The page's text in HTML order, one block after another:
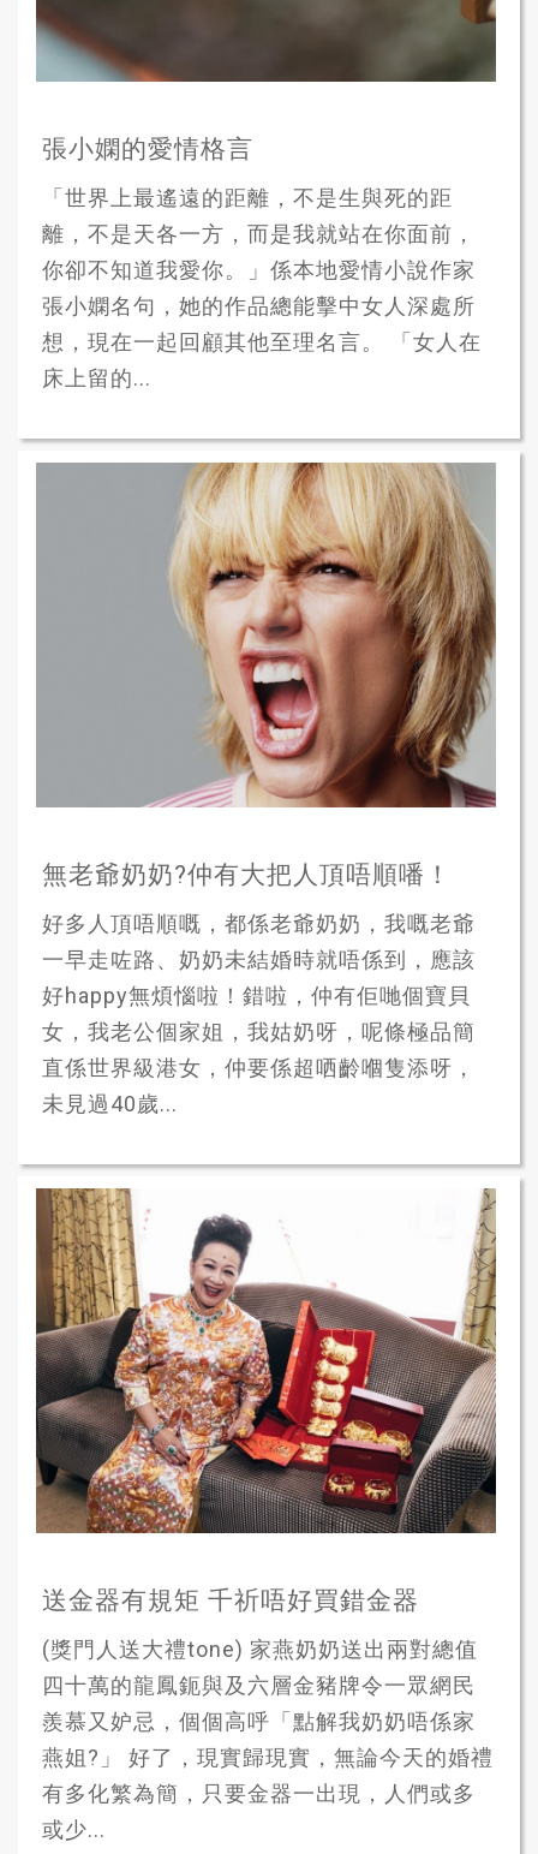
張小嫻的愛情格言
「世界上最遙遠的距離，不是生與死的距
離，不是天各一方，而是我就站在你面前，
你卻不知道我愛你。」係本地愛情小說作家
張小嫻名句，她的作品總能擊中女人深處所
想，現在一起回顧其他至理名言。 「女人在
床上留的...
無老爺奶奶?仲有大把人頂唔順噃！
好多人頂唔順嘅，都係老爺奶奶，我嘅老爺
一早走咗路、奶奶未結婚時就唔係到，應該
好happy無煩惱啦！錯啦，仲有佢哋個寶貝
女，我老公個家姐，我姑奶呀，呢條極品簡
直係世界級港女，仲要係超哂齡嗰隻添呀，
未見過40歲...
送金器有規矩 千祈唔好買錯金器
(獎門人送大禮tone) 家燕奶奶送出兩對總值
四十萬的龍鳳鈪與及六層金豬牌令一眾網民
羨慕又妒忌，個個高呼「點解我奶奶唔係家
燕姐?」 好了，現實歸現實，無論今天的婚禮
有多化繁為簡，只要金器一出現，人們或多
或少...